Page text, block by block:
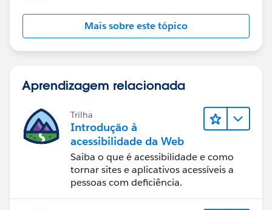
Mais sobre este tópico
Aprendizagem relacionada
Trilha
Introdução à
acessibilidade da Web
Saiba o que é acessibilidade e como
tornar sites e aplicativos acessíveis a
pessoas com deficiência.